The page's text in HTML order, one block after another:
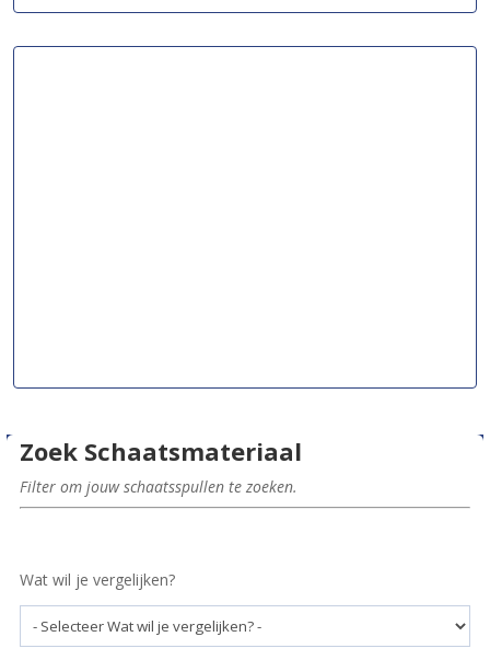
Zoek Schaatsmateriaal
Filter om jouw schaatsspullen te zoeken.
Wat wil je vergelijken?